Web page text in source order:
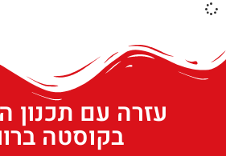
עזרה עם תכנון
בקוסטה